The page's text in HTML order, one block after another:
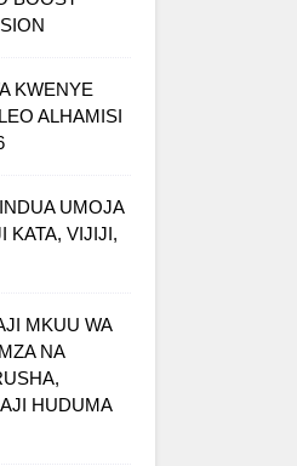
KWENYE
ALHAMISI
UMOJA
KATA, VIJIJI,
MKUU WA
NA
HUDUMA